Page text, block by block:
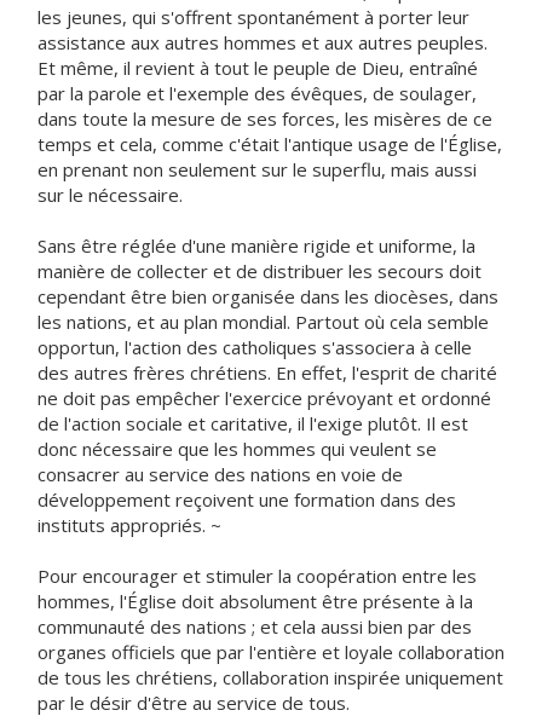
les jeunes, qui s'offrent spontanément à porter leur
assistance aux autres hommes et aux autres peuples.
Et même, il revient à tout le peuple de Dieu, entraîné
par la parole et l'exemple des évêques, de soulager,
dans toute la mesure de ses forces, les misères de ce
temps et cela, comme c'était l'antique usage de l'Église,
en prenant non seulement sur le superflu, mais aussi
sur le nécessaire.
Sans être réglée d'une manière rigide et uniforme, la
manière de collecter et de distribuer les secours doit
cependant être bien organisée dans les diocèses, dans
les nations, et au plan mondial. Partout où cela semble
opportun, l'action des catholiques s'associera à celle
des autres frères chrétiens. En effet, l'esprit de charité
ne doit pas empêcher l'exercice prévoyant et ordonné
de l'action sociale et caritative, il l'exige plutôt. Il est
donc nécessaire que les hommes qui veulent se
consacrer au service des nations en voie de
développement reçoivent une formation dans des
instituts appropriés. ~
Pour encourager et stimuler la coopération entre les
hommes, l'Église doit absolument être présente à la
communauté des nations ; et cela aussi bien par des
organes officiels que par l'entière et loyale collaboration
de tous les chrétiens, collaboration inspirée uniquement
par le désir d'être au service de tous.